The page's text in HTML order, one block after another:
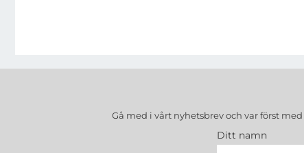
Gå med i vårt nyhetsbrev och var först
Ditt namn